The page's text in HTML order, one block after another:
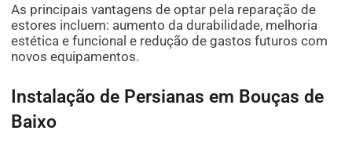
As principais vantagens de optar pela reparação de
estores incluem: aumento da durabilidade, melhoria
estética e funcional e redução de gastos futuros com
novos equipamentos.
Instalação de Persianas em Bouças de
Baixo